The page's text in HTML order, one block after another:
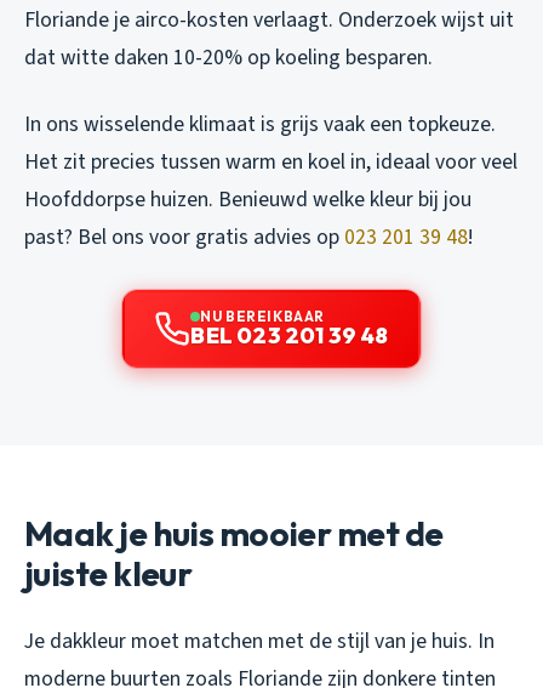
Floriande je airco-kosten verlaagt. Onderzoek wijst uit
dat witte daken 10-20% op koeling besparen.
In ons wisselende klimaat is grijs vaak een topkeuze.
Het zit precies tussen warm en koel in, ideaal voor veel
Hoofddorpse huizen. Benieuwd welke kleur bij jou
past? Bel ons voor gratis advies op 023 201 39 48!
NU BEREIKBAAR
BEL 023 201 39 48
Maak je huis mooier met de
juiste kleur
Je dakkleur moet matchen met de stijl van je huis. In
moderne buurten zoals Floriande zijn donkere tinten